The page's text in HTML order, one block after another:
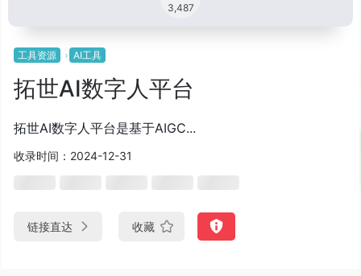
3,487
工具资源 AI工具
拓世AI数字人平台
拓世AI数字人平台是基于AIGC...
收录时间：2024-12-31
链接直达 收藏